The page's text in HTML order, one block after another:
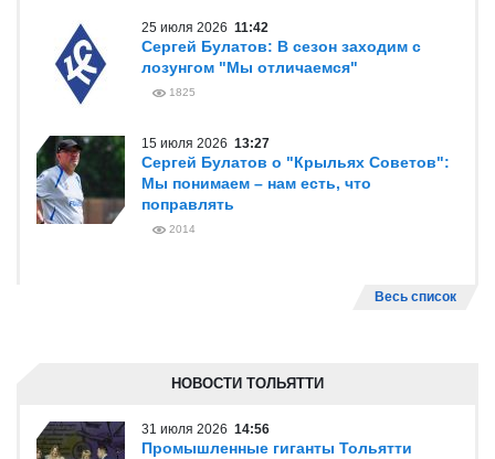
25 июля 2026 11:42
Сергей Булатов: В сезон заходим с
лозунгом "Мы отличаемся"
1825
15 июля 2026 13:27
Сергей Булатов о "Крыльях Советов":
Мы понимаем – нам есть, что
поправлять
2014
Весь список
НОВОСТИ ТОЛЬЯТТИ
31 июля 2026 14:56
Промышленные гиганты Тольятти